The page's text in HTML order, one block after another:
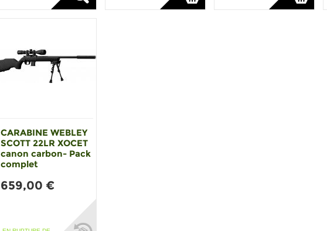
CARABINE WEBLEY
SCOTT 22LR XOCET
canon carbon- Pack
complet
659,00 €